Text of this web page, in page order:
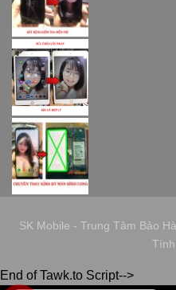
SK Mobile - Trung Tâm Bảo
End of Tawk.to Script-->